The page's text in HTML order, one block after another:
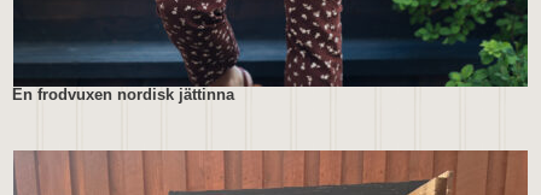
En frodvuxen nordisk jättinna